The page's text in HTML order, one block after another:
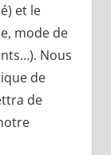
et le
mode de
Nous
de
de